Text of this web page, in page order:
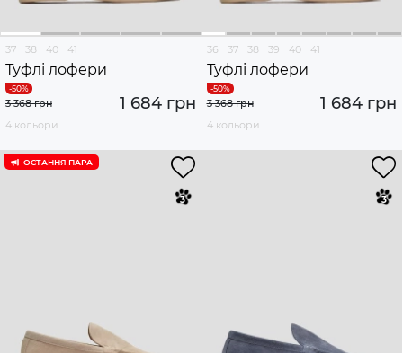
37 38 40 41
Туфлі лофери
1 684 грн
3 368 грн
4 кольори
36 37 38 39 40 41
Туфлі лофери
1 684 грн
3 368 грн
4 кольори
ОСТАННЯ ПАРА